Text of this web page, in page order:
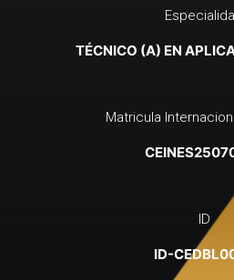
TÉCNICO (A) EN
Matricula
ID
ID-